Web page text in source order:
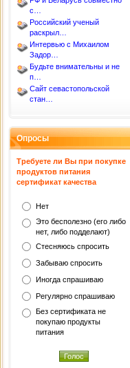
с…
Российский ученый
раскрыл…
Интервью с Михаилом
Задор…
Будьте внимательны и не
п…
Сайт севастопольской
стан…
Опросы
Требуете ли Вы при покупке
продуктов питания
сертификат качества
Нет
Это бесполезно (его либо
нет, либо подделают)
Стесняюсь спросить
Забываю спросить
Иногда спрашиваю
Регулярно спрашиваю
Без сертификата не
покупаю продукты
питания